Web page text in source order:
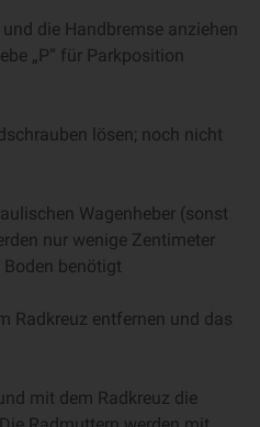
die Handbremse anziehen
„P“ für Parkposition
lösen; noch nicht
Wagenheber (sonst
nur wenige Zentimeter
benötigt
Radkreuz entfernen und das
mit dem Radkreuz die